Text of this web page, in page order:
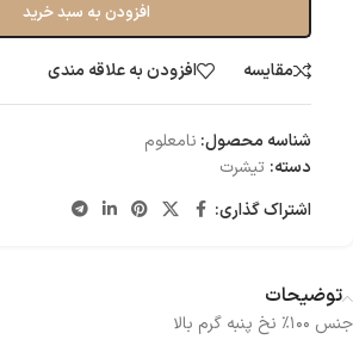
افزودن به سبد خرید
مقایسه افزودن به علاقه مندی
شناسه محصول: نامعلوم
دسته: تیشرت
اشتراک گذاری:
توضیحات
جنس ۱۰۰٪ نخ پنبه گرم بالا